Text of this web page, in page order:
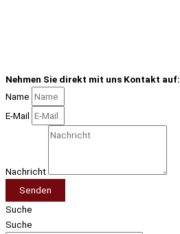
Nehmen Sie direkt mit uns Kontakt auf:
Name
E-Mail
Nachricht
Senden
Suche
Suche